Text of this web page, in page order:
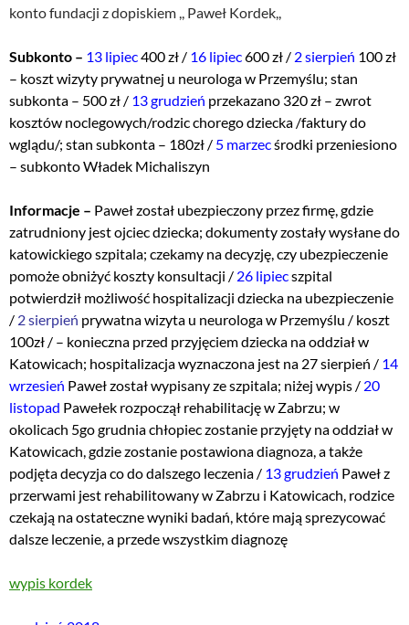
konto fundacji z dopiskiem ,, Paweł Kordek,,
Subkonto – 13 lipiec400 zł / 16 lipiec600 zł / 2 sierpień 100 zł
– koszt wizyty prywatnej u neurologa w Przemyślu; stan
subkonta – 500 zł / 13 grudzień przekazano 320 zł – zwrot
kosztów noclegowych/rodzic chorego dziecka /faktury do
wglądu/; stan subkonta – 180zł / 5 marzecśrodki przeniesiono
– subkonto Władek Michaliszyn
Informacje – Paweł został ubezpieczony przez firmę, gdzie
zatrudniony jest ojciec dziecka; dokumenty zostały wysłane do
katowickiego szpitala; czekamy na decyzję, czy ubezpieczenie
pomoże obniżyć koszty konsultacji / 26 lipiecszpital
potwierdził możliwość hospitalizacji dziecka na ubezpieczenie
/ 2 sierpień prywatna wizyta u neurologa w Przemyślu / koszt
100zł / – konieczna przed przyjęciem dziecka na oddział w
Katowicach; hospitalizacja wyznaczona jest na 27 sierpień / 14
wrzesień Paweł został wypisany ze szpitala; niżej wypis / 20
listopad Pawełek rozpoczął rehabilitację w Zabrzu; w
okolicach 5go grudnia chłopiec zostanie przyjęty na oddział w
Katowicach, gdzie zostanie postawiona diagnoza, a także
podjęta decyzja co do dalszego leczenia / 13 grudzień Paweł z
przerwami jest rehabilitowany w Zabrzu i Katowicach, rodzice
czekają na ostateczne wyniki badań, które mają sprezycować
dalsze leczenie, a przede wszystkim diagnozę
wypis kordek